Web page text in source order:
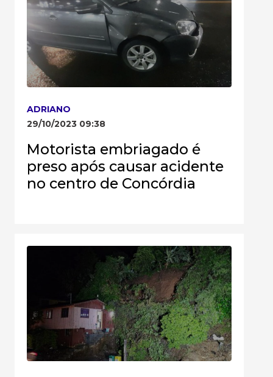
ADRIANO
29/10/2023 09:38
Motorista embriagado é
preso após causar acidente
no centro de Concórdia